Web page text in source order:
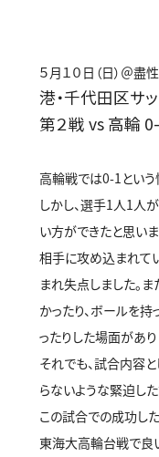
５月１０日（日）＠盡
港・千代田区サ
第２戦 vs 高輪
高輪戦では0-1という
しかし、選手1人1人
い方ができたと思いま
相手に攻め込まれて
まれ失点しました。
かったり、ボールを
ったりした場面があり
それでも、試合内容
らないような緊迫し
この試合での成功し
東海大高輪台戦で良